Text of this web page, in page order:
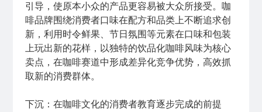
引导，使原本小众的产品更容易被大众所接受。咖
啡品牌围绕消费者口味在配方和品类上不断追求创
新，利用时令鲜果、节日氛围等元素在口味和包装
上玩出新的花样，以独特的饮品化咖啡风味为核心
卖点，在咖啡赛道中形成差异化竞争优势，高效抓
取新的消费群体。
下沉：在咖啡文化的消费者教育逐步完成的前提